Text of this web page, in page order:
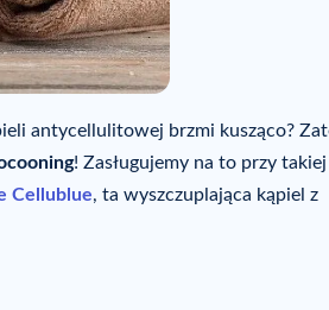
antycellulitowej brzmi kusząco?
! Zasługujemy na to przy takiej
Cellublue, ta wyszczuplająca kąpiel z